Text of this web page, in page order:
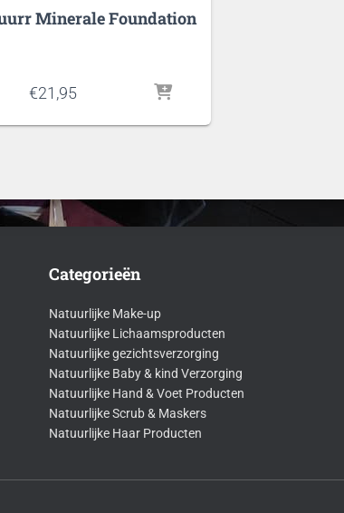
Minerale Foundation
€21,95
Categorieën
Natuurlijke Make-up
Natuurlijke Lichaamsproducten
Natuurlijke gezichtsverzorging
Natuurlijke Baby & kind Verzorging
Natuurlijke Hand & Voet Producten
Natuurlijke Scrub & Maskers
Natuurlijke Haar Producten